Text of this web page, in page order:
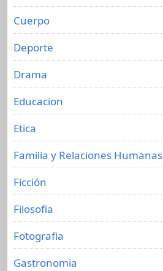
Cuerpo
Deporte
Drama
Educacion
Etica
Familia y Relaciones Humanas
Ficción
Filosofia
Fotografia
Gastronomia